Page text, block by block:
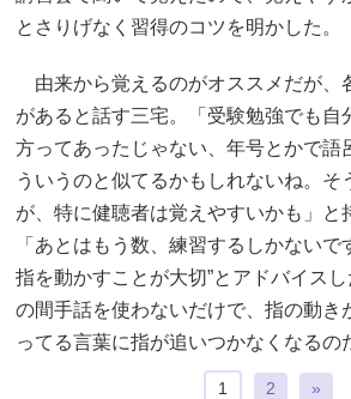
とさりげなく習得のコツを明かした。
由来から覚えるのがオススメだが、
があると話す三宅。「受験勉強でも自
方ってあったじゃない、年号とかで語
ういうのと似てるかもしれないね。そ
が、特に健聴者は覚えやすいかも」と
「あとはもう数、練習するしかないで
指を動かすことが大切”とアドバイス
の間手話を使わないだけで、指の動き
ってる言葉に指が追いつかなくなるの
1 2 »